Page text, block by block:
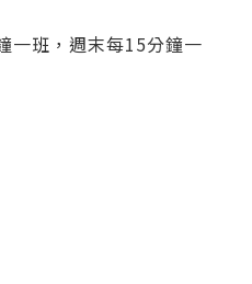
一班，週末每15分鐘一